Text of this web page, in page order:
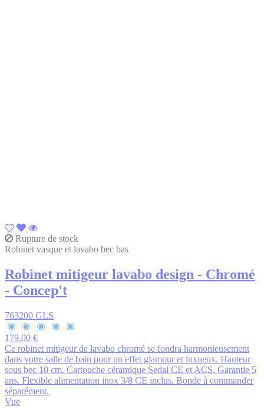
Rupture de stock
Robinet vasque et lavabo bec bas
Robinet mitigeur lavabo design - Chromé
- Concep't
763200 GLS
179,00 €
Ce robinet mitigeur de lavabo chromé se fondra harmonieusement
dans votre salle de bain pour un effet glamour et luxueux. Hauteur
sous bec 10 cm. Cartouche céramique Sedal CE et ACS. Garantie 5
ans. Flexible alimentation inox 3/8 CE inclus. Bonde à commander
séparément.
Vue